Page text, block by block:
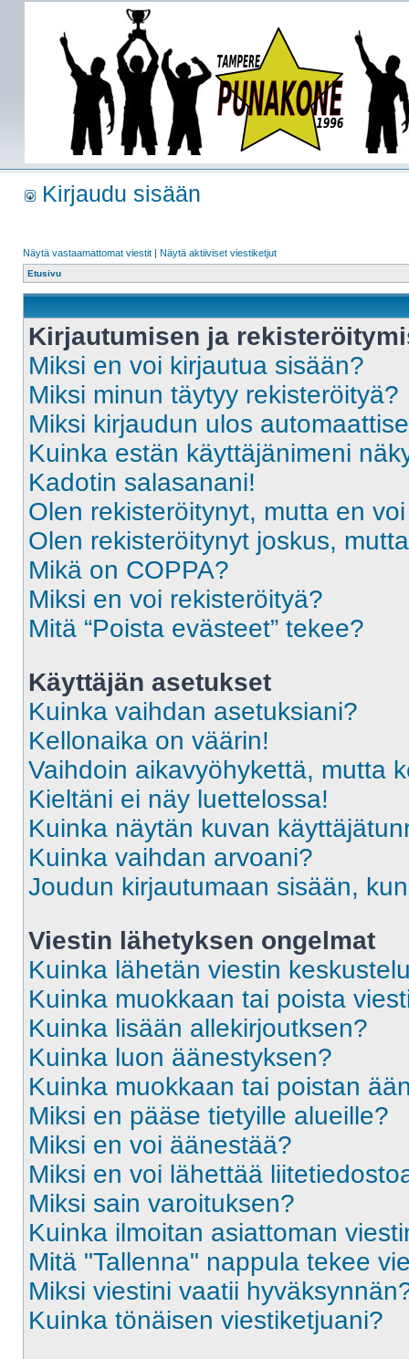
Kirjaudu sisään
Näytä vastaamattomat viestit | Näytä aktiiviset viestiketjut
Etusivu
Kirjautumisen ja
Miksi en voi kirjautua sisään?
Miksi minun täytyy rekisteröityä?
Miksi kirjaudun ulos
Kuinka estän käyttäjänimeni
Kadotin salasanani!
Olen rekisteröitynyt, mutta en
Olen rekisteröitynyt joskus,
Mikä on COPPA?
Miksi en voi rekisteröityä?
Mitä “Poista evästeet” tekee?
Käyttäjän asetukset
Kuinka vaihdan asetuksiani?
Kellonaika on väärin!
Vaihdoin aikavyöhykettä, mutta
Kieltäni ei näy luettelossa!
Kuinka näytän kuvan
Kuinka vaihdan arvoani?
Joudun kirjautumaan sisään,
Viestin lähetyksen ongelmat
Kuinka lähetän viestin
Kuinka muokkaan tai poista
Kuinka lisään allekirjoutksen?
Kuinka luon äänestyksen?
Kuinka muokkaan tai poistan
Miksi en pääse tietyille alueille?
Miksi en voi äänestää?
Miksi en voi lähettää
Miksi sain varoituksen?
Kuinka ilmoitan asiattoman
Mitä "Tallenna" nappula tekee
Miksi viestini vaatii
Kuinka tönäisen viestiketjuani?